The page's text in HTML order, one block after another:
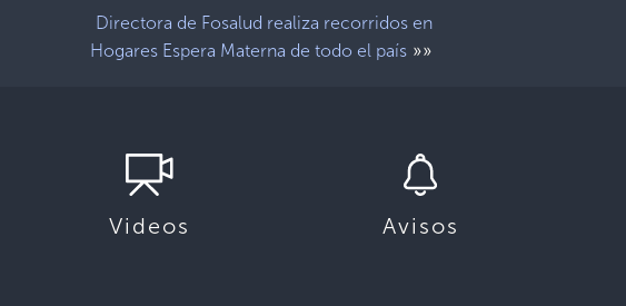
Directora de Fosalud realiza recorridos en
Hogares Espera Materna de todo el país»»
Videos Avisos